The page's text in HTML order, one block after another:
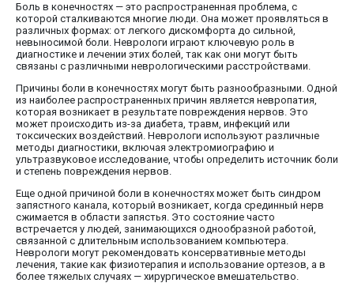
Боль в конечностях — это распространенная проблема, с
которой сталкиваются многие люди. Она может проявляться в
различных формах: от легкого дискомфорта до сильной,
невыносимой боли. Неврологи играют ключевую роль в
диагностике и лечении этих болей, так как они могут быть
связаны с различными неврологическими расстройствами.
Причины боли в конечностях могут быть разнообразными. Одной
из наиболее распространенных причин является невропатия,
которая возникает в результате повреждения нервов. Это
может происходить из-за диабета, травм, инфекций или
токсических воздействий. Неврологи используют различные
методы диагностики, включая электромиографию и
ультразвуковое исследование, чтобы определить источник боли
и степень повреждения нервов.
Еще одной причиной боли в конечностях может быть синдром
запястного канала, который возникает, когда срединный нерв
сжимается в области запястья. Это состояние часто
встречается у людей, занимающихся однообразной работой,
связанной с длительным использованием компьютера.
Неврологи могут рекомендовать консервативные методы
лечения, такие как физиотерапия и использование ортезов, а в
более тяжелых случаях — хирургическое вмешательство.